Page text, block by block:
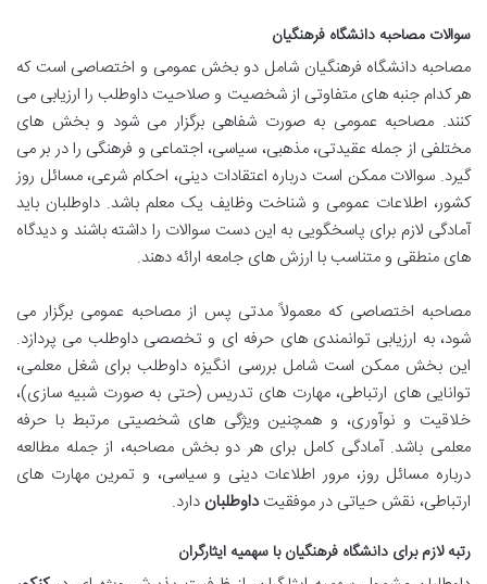
سوالات مصاحبه دانشگاه فرهنگیان
مصاحبه دانشگاه فرهنگیان شامل دو بخش عمومی و اختصاصی است که
هر کدام جنبه های متفاوتی از شخصیت و صلاحیت داوطلب را ارزیابی می
کنند. مصاحبه عمومی به صورت شفاهی برگزار می شود و بخش های
مختلفی از جمله عقیدتی، مذهبی، سیاسی، اجتماعی و فرهنگی را در بر می
گیرد. سوالات ممکن است درباره اعتقادات دینی، احکام شرعی، مسائل روز
کشور، اطلاعات عمومی و شناخت وظایف یک معلم باشد. داوطلبان باید
آمادگی لازم برای پاسخگویی به این دست سوالات را داشته باشند و دیدگاه
های منطقی و متناسب با ارزش های جامعه ارائه دهند.
مصاحبه اختصاصی که معمولاً مدتی پس از مصاحبه عمومی برگزار می
شود، به ارزیابی توانمندی های حرفه ای و تخصصی داوطلب می پردازد.
این بخش ممکن است شامل بررسی انگیزه داوطلب برای شغل معلمی،
توانایی های ارتباطی، مهارت های تدریس (حتی به صورت شبیه سازی)،
خلاقیت و نوآوری، و همچنین ویژگی های شخصیتی مرتبط با حرفه
معلمی باشد. آمادگی کامل برای هر دو بخش مصاحبه، از جمله مطالعه
درباره مسائل روز، مرور اطلاعات دینی و سیاسی، و تمرین مهارت های
ارتباطی، نقش حیاتی در موفقیتداوطلبان دارد.
رتبه لازم برای دانشگاه فرهنگیان با سهمیه ایثارگران